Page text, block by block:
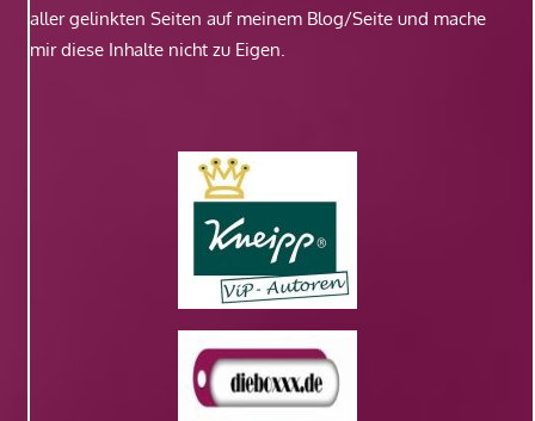
aller gelinkten Seiten auf meinem Blog/Seite und mache
mir diese Inhalte nicht zu Eigen.